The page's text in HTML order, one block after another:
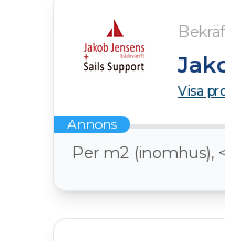
Visa
Annons
Per m2 (inomhus),